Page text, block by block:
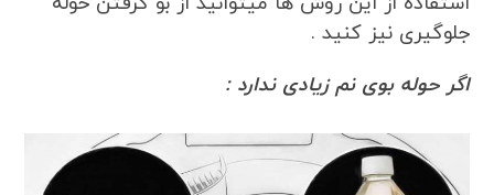
جلوگیری نیز کنید .
اگر حوله بوی نم زیادی ندارد :